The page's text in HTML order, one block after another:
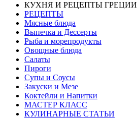
КУХНЯ И РЕЦЕПТЫ ГРЕЦИИ
РЕЦЕПТЫ
Мясные блюда
Выпечка и Дессерты
Рыба и морепродукты
Овощные блюда
Салаты
Пироги
Супы и Соусы
Закуски и Мезе
Коктейли и Напитки
МАСТЕР КЛАСС
КУЛИНАРНЫЕ СТАТЬИ